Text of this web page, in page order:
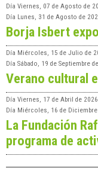
Día Viernes, 07 de Agosto de
Día Lunes, 31 de Agosto de
Borja Isbert
Día Miércoles, 15 de Julio de
Día Sábado, 19 de Septiembre
Verano cultural
Día Viernes, 17 de Abril de 2026
Día Miércoles, 16 de Diciembre
La Fundación
programa de